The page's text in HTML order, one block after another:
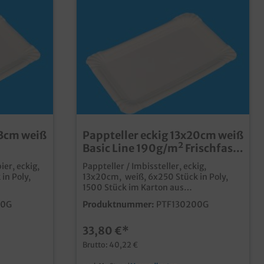
Kunststoffbeschichtung.
weiß
eckig,
Poly,
ohne
Pappteller eckig 13x20cm weiß
Basic Line 190g/m² Frischfaser
kompostierbar 1500St
Pappteller / Imbissteller, eckig,
13x20cm, weiß, 6x250 Stück in Poly,
1500 Stück im Karton aus
nachwachsenden Rohstoffen, reines
Frischfaser Material 100%
feuchtigkeitsresistent, auch ohne
Kunststoffbeschichtung ideal für den
Einsatz in Bäckerei, Backshop und
Imbiss Pappteller aus Frischfaser
Produktnummer: PTF130200G
33,80 €*
Brutto: 40,22 €